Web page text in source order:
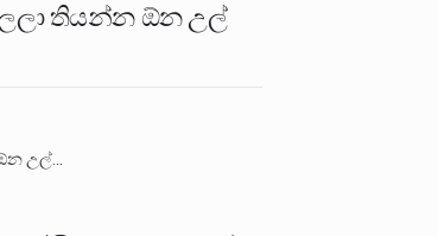
තියන්න ඕන උල්
උල්…